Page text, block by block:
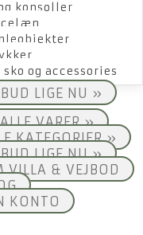
konsoller
sko og accessories
LIGE NU »
VARER »
KATEGORIER »
LIGE NU »
VILLA & VEJBOD
KONTO